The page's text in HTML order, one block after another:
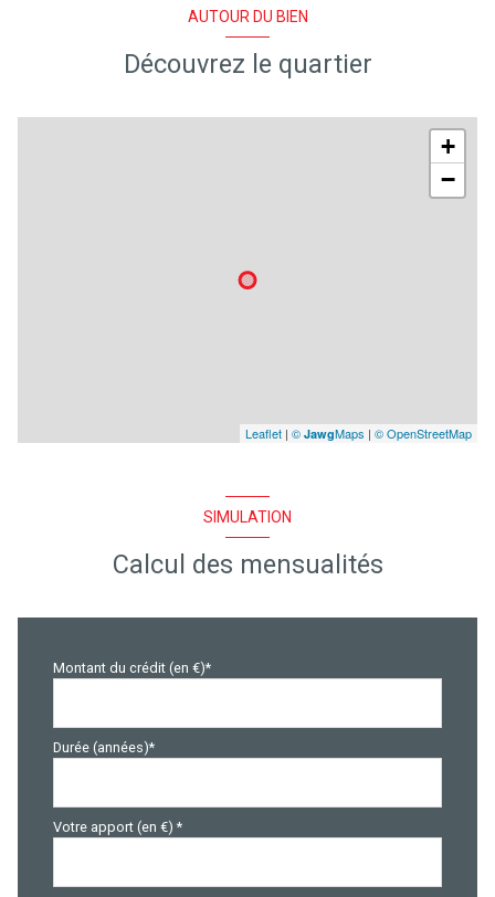
AUTOUR DU BIEN
Découvrez le quartier
+
−
Leaflet | © JawgMaps | © OpenStreetMap
SIMULATION
Calcul des mensualités
Montant du crédit (en €)*
Durée (années)*
Votre apport (en €) *